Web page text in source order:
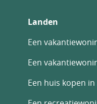
Landen
Een
Een
Een huis kopen in